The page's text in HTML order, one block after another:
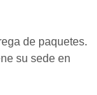
de paquetes.
su sede en